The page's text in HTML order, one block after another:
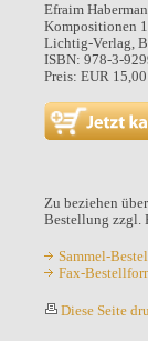
Efraim
Kompositionen
Lichtig-Verlag,
ISBN: 978-3-
Preis: EUR 15,00
Zu beziehen
Bestellung zzgl.
Sammel-
Fax-
Diese Seite